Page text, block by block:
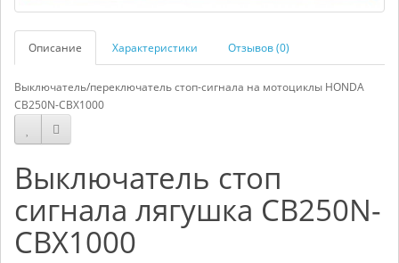
Описание Характеристики Отзывов (0)
Выключатель/переключатель стоп-сигнала на мотоциклы HONDA
CB250N-CBX1000
Выключатель стоп
сигнала лягушка CB250N-
CBX1000